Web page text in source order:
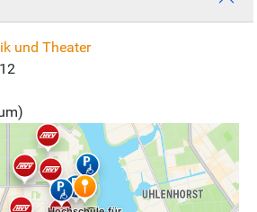
und Theater